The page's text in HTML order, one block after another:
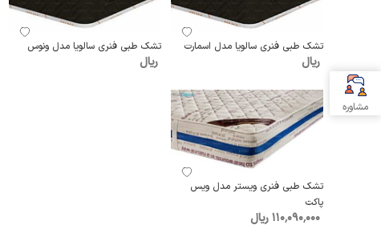
تشک طبی فنری سالویا مدل اسمارت
ریال
تشک طبی فنری سالویا مدل ونوس
ریال
تشک طبی فنری ویستر مدل ویس
پاکت
110٬090٬000 ریال
مشاوره